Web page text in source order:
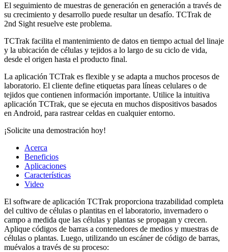
El seguimiento de muestras de generación en generación a través de
su crecimiento y desarrollo puede resultar un desafío. TCTrak de
2nd Sight resuelve este problema.
TCTrak facilita el mantenimiento de datos en tiempo actual del linaje
y la ubicación de células y tejidos a lo largo de su ciclo de vida,
desde el origen hasta el producto final.
La aplicación TCTrak es flexible y se adapta a muchos procesos de
laboratorio. El cliente define etiquetas para líneas celulares o de
tejidos que contienen información importante. Utilice la intuitiva
aplicación TCTrak, que se ejecuta en muchos dispositivos basados ​​
en Android, para rastrear celdas en cualquier entorno.
¡Solicite una demostración hoy!
Acerca
Beneficios
Aplicaciones
Características
Video
El software de aplicación TCTrak proporciona trazabilidad completa
del cultivo de células o plantitas en el laboratorio, invernadero o
campo a medida que las células y plantas se propagan y crecen.
Aplique códigos de barras a contenedores de medios y muestras de
células o plantas. Luego, utilizando un escáner de código de barras,
muévalos a través de su proceso: